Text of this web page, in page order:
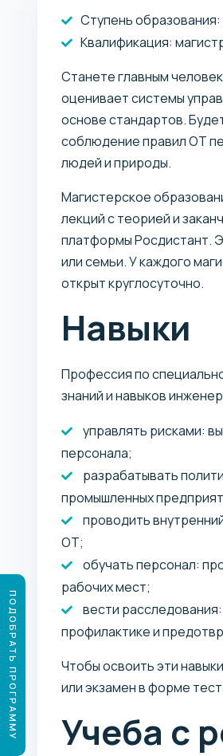
Ступень образования:
Квалификация:
Станете главным
оценивает системы
основе стандартов.
соблюдение правил ОТ
людей и природы.
Магистерское
лекций с теорией и
платформы Росдистант.
или семьи. У каждого
открыт круглосуточно.
Навыки
Профессия по
знаний и навыков
управлять рисками:
персонала;
разрабатывать
промышленных
проводить
ОТ;
обучать персонал:
рабочих мест;
вести
профилактике и
Чтобы освоить эти
или экзамен в форме
Учеба с
ПОДОБРАТЬ ПРОГРАММУ